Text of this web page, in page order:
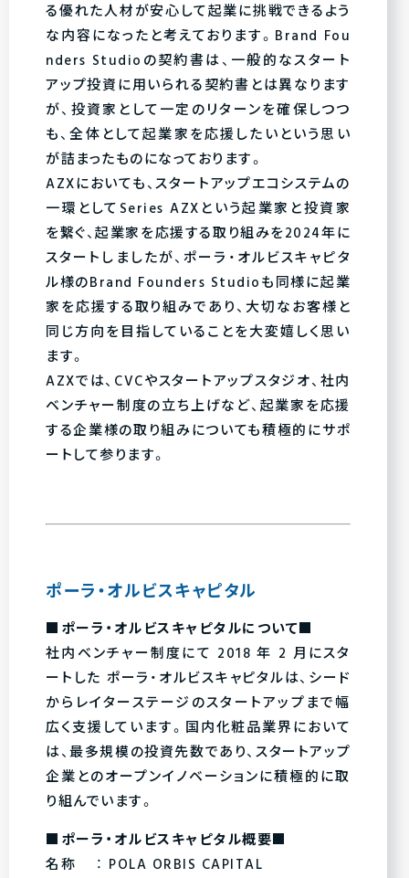
る優れた人材が安心して起業に挑戦できるよう
な内容になったと考えております。Brand Fou
nders Studioの契約書は、一般的なスタート
アップ投資に用いられる契約書とは異なります
が、投資家として一定のリターンを確保しつつ
も、全体として起業家を応援したいという思い
が詰まったものになっております。
AZXにおいても、スタートアップエコシステムの
一環としてSeries AZXという起業家と投資家
を繋ぐ、起業家を応援する取り組みを2024年に
スタートしましたが、ポーラ・オルビスキャピタ
ル様のBrand Founders Studioも同様に起業
家を応援する取り組みであり、大切なお客様と
同じ方向を目指していることを大変嬉しく思い
ます。
AZXでは、CVCやスタートアップスタジオ、社内
ベンチャー制度の立ち上げなど、起業家を応援
する企業様の取り組みについても積極的にサポ
ートして参ります。
ポーラ・オルビスキャピタル
■ポーラ・オルビスキャピタルについて■
社内ベンチャー制度にて 2018 年 2 月にスタ
ートした ポーラ・オルビスキャピタルは、シード
からレイターステージのスタートアップまで幅
広く支援しています。国内化粧品業界において
は、最多規模の投資先数であり、スタートアップ
企業とのオープンイノベーションに積極的に取
り組んでいます。
■ポーラ・オルビスキャピタル概要■
名称 ： POLA ORBIS CAPITAL